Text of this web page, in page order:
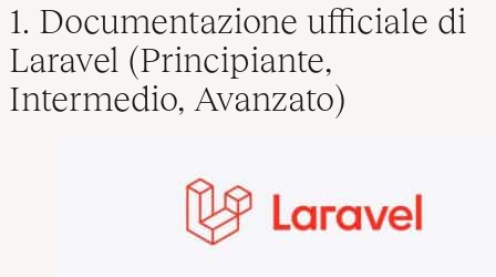
1. Documentazione ufficiale di
Laravel (Principiante,
Intermedio, Avanzato)